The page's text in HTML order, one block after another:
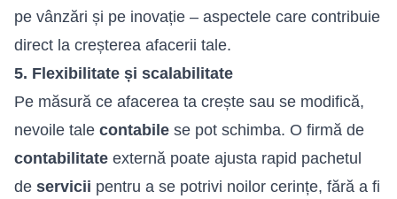
pe vânzări și pe inovație – aspectele care contribuie
direct la creșterea afacerii tale.
5. Flexibilitate și scalabilitate
Pe măsură ce afacerea ta crește sau se modifică,
nevoile tale contabile se pot schimba. O firmă de
contabilitate externă poate ajusta rapid pachetul
de servicii pentru a se potrivi noilor cerințe, fără a fi